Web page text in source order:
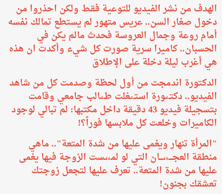
الهدف من نشر الفيديو للتوعية فقط ولكن احذروا من
دخول صغار السن.. عريس متهور لم يستطع تمالك نفسه
أمام روعة وجمال العروسة فحدث مالم يكن في
الحسبان.. كاميرا سرية صورت كل شيء وأكدت ان هذه
هي أغرب ليلة دخلة على الإطلاق
الدكتورة اندمجت من أول لحظة وصدمت كل من شاهد
الفيديو.. دكتـ،ـورة استـ،ـغلت طـ،ـالب جامعي وقامت
بتسجيلة فيديو 43 دقيقة داخل مكتبها: لم تبالي لوجود
الكاميرات وخلعت كل ملابسها فوراً؟!
​"المرأة تنهار ويغمى عليها من شدة المتعة".. ماهي
منطقة العجــــ،،ــــان التي لو لمـ،،ـست الزوجة فيها يغمى
عليها من شدة المتعة.. تعرف عليها لتجعل زوجتك
تعشقك بجنون!